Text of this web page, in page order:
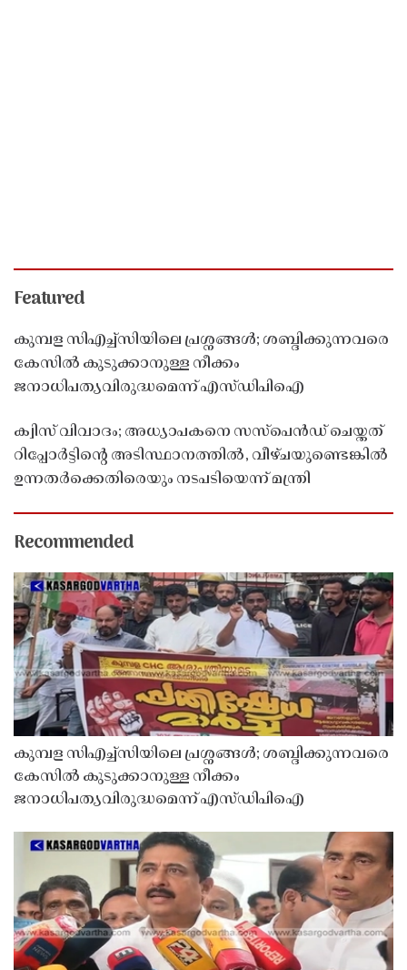
Featured
കുമ്പള സിഎച്ച്സിയിലെ പ്രശ്നങ്ങൾ; ശബ്ദിക്കുന്നവരെ
കേസിൽ കുടുക്കാനുള്ള നീക്കം
ജനാധിപത്യവിരുദ്ധമെന്ന് എസ്ഡിപിഐ
ക്വിസ് വിവാദം; അധ്യാപകനെ സസ്‌പെൻഡ് ചെയ്തത്
റിപ്പോർട്ടിൻ്റെ അടിസ്ഥാനത്തിൽ, വീഴ്ചയുണ്ടെങ്കിൽ
ഉന്നതർക്കെതിരെയും നടപടിയെന്ന് മന്ത്രി
Recommended
കുമ്പള സിഎച്ച്സിയിലെ പ്രശ്നങ്ങൾ; ശബ്ദിക്കുന്നവരെ
കേസിൽ കുടുക്കാനുള്ള നീക്കം
ജനാധിപത്യവിരുദ്ധമെന്ന് എസ്ഡിപിഐ